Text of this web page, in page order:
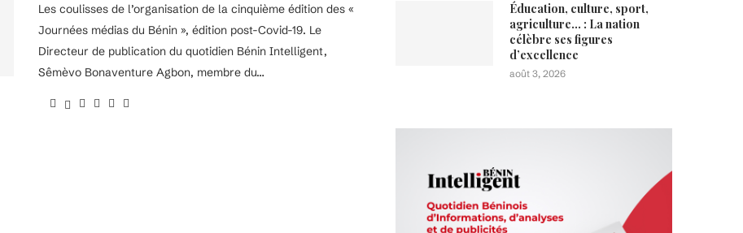
Les coulisses de l’organisation de la cinquième édition des «
Journées médias du Bénin », édition post-Covid-19. Le
Directeur de publication du quotidien Bénin Intelligent,
Sêmèvo Bonaventure Agbon, membre du…
Éducation, culture, sport,
agriculture… : La nation
célèbre ses figures
d’excellence
août 3, 2026